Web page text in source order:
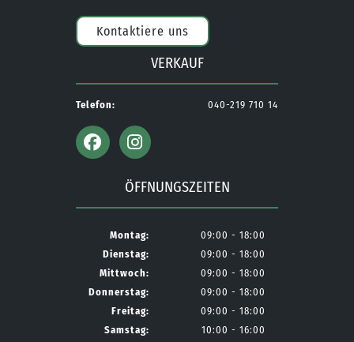
Kontaktiere uns
VERKAUF
Telefon: 040-219 710 14
ÖFFNUNGSZEITEN
Montag:
09:00 - 18:00
Dienstag:
09:00 - 18:00
Mittwoch:
09:00 - 18:00
Donnerstag:
09:00 - 18:00
Freitag:
09:00 - 18:00
Samstag:
10:00 - 16:00